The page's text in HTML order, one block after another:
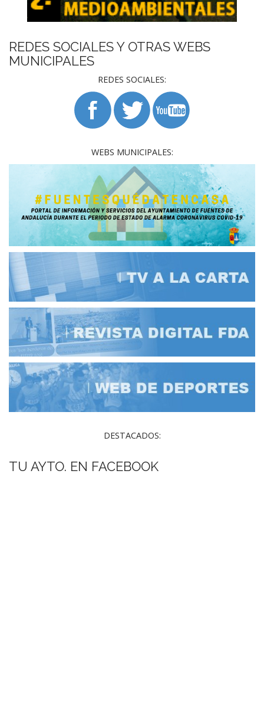
REDES SOCIALES Y OTRAS WEBS
MUNICIPALES
REDES SOCIALES:
WEBS MUNICIPALES:
DESTACADOS:
TU AYTO. EN FACEBOOK